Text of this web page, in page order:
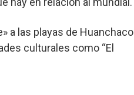
a las playas de Huanchaco
culturales como “El